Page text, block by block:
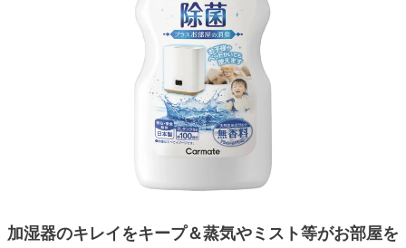
加湿器のキレイをキープ＆蒸気やミスト等がお部屋を